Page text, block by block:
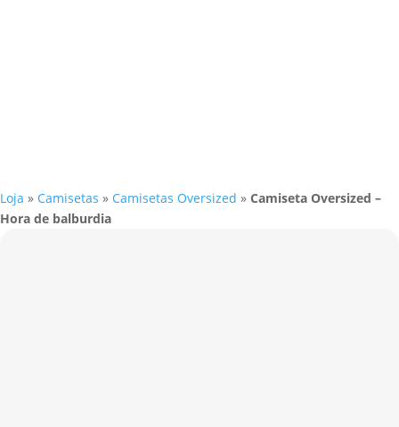
Loja » Camisetas » Camisetas Oversized » Camiseta Oversized –
Hora de balburdia